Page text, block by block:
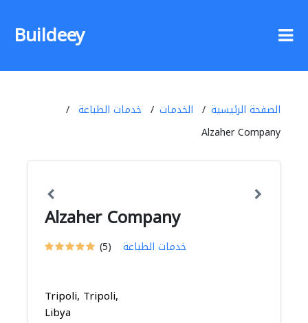
Buildeey
الصفحة الرئيسية الخدمات
خدمات الطباعة
Alzaher Company
Alzaher Company
(5) خدمات الطباعة
Tripoli, Tripoli,
Libya